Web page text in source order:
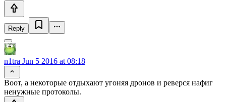
Reply
n1tra Jun 5 2016 at 08:18
Воот, а некоторые отдыхают угоняя дронов и реверся нафиг
ненужные протоколы.